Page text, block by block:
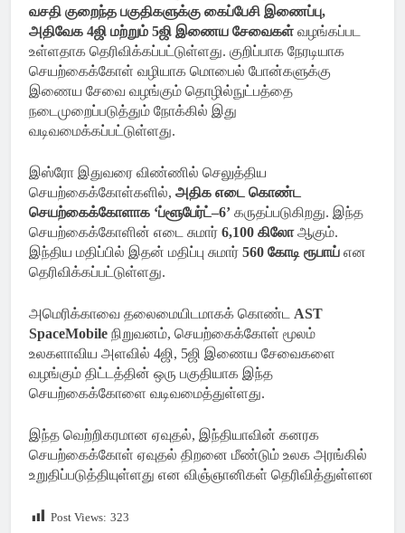
வசதி குறைந்த பகுதிகளுக்கு கைப்பேசி இணைப்பு,
அதிவேக 4ஜி மற்றும் 5ஜி இணைய சேவைகள் வழங்கப்பட
உள்ளதாக தெரிவிக்கப்பட்டுள்ளது. குறிப்பாக நேரடியாக
செயற்கைக்கோள் வழியாக மொபைல் போன்களுக்கு
இணைய சேவை வழங்கும் தொழில்நுட்பத்தை
நடைமுறைப்படுத்தும் நோக்கில் இது
வடிவமைக்கப்பட்டுள்ளது.
இஸ்ரோ இதுவரை விண்ணில் செலுத்திய
செயற்கைக்கோள்களில், அதிக எடை கொண்ட
செயற்கைக்கோளாக ‘ப்ளூபேர்ட்–6’ கருதப்படுகிறது. இந்த
செயற்கைக்கோளின் எடை சுமார் 6,100 கிலோஆகும்.
இந்திய மதிப்பில் இதன் மதிப்பு சுமார் 560 கோடி ரூபாய் என
தெரிவிக்கப்பட்டுள்ளது.
அமெரிக்காவை தலைமையிடமாகக் கொண்ட AST
SpaceMobile நிறுவனம், செயற்கைக்கோள் மூலம்
உலகளாவிய அளவில் 4ஜி, 5ஜி இணைய சேவைகளை
வழங்கும் திட்டத்தின் ஒரு பகுதியாக இந்த
செயற்கைக்கோளை வடிவமைத்துள்ளது.
இந்த வெற்றிகரமான ஏவுதல், இந்தியாவின் கனரக
செயற்கைக்கோள் ஏவுதல் திறனை மீண்டும் உலக அரங்கில்
உறுதிப்படுத்தியுள்ளது என விஞ்ஞானிகள் தெரிவித்துள்ளன
Post Views: 323